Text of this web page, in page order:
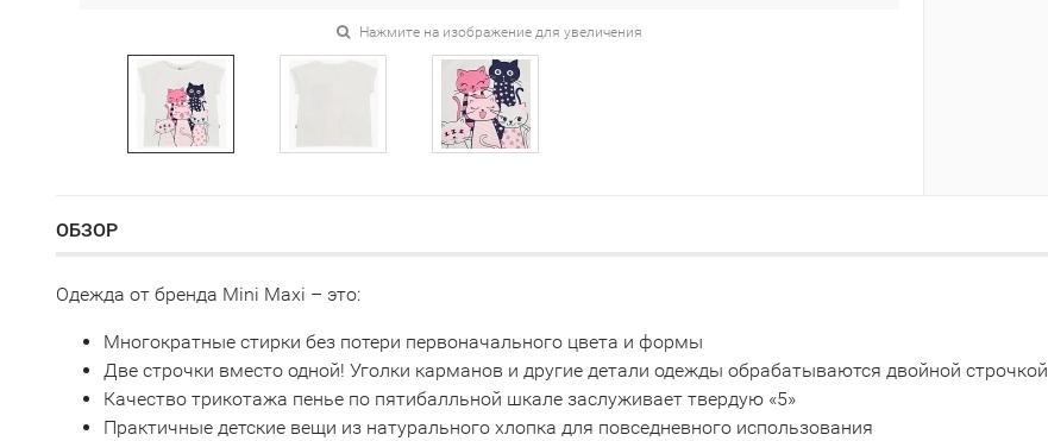
Нажмите на изображение для увеличения
ОБЗОР
Одежда от бренда Mini Maxi – это:
Многократные стирки без потери первоначального цвета и формы
Две строчки вместо одной! Уголки карманов и другие детали одежды обрабатываются двойной строчкой
Качество трикотажа пенье по пятибалльной шкале заслуживает твердую «5»
Практичные детские вещи из натурального хлопка для повседневного использования